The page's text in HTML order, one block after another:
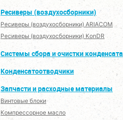
Ресиверы (воздухосборники)
Ресиверы (воздухосборники) ARIACOM
Ресиверы (воздухосборники) KonDR
Системы сбора и очистки конденсата
Конденсатоотводчики
Запчасти и расходные материалы
Винтовые блоки
Компрессорное масло